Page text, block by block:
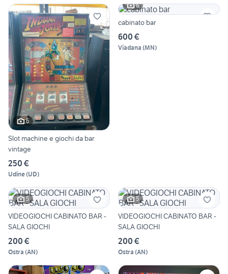
6
Slot machine e giochi da bar
vintage
250 €
Udine(UD)
6
cabinato bar
600 €
Viadana (MN)
5
VIDEOGIOCHI CABINATO BAR -
SALA GIOCHI
200 €
Ostra (AN)
5
VIDEOGIOCHI CABINATO BAR -
SALA GIOCHI
200 €
Ostra (AN)